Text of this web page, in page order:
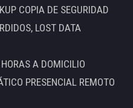
COPIA DE SEGURIDAD
LOST DATA
A DOMICILIO
PRESENCIAL REMOTO